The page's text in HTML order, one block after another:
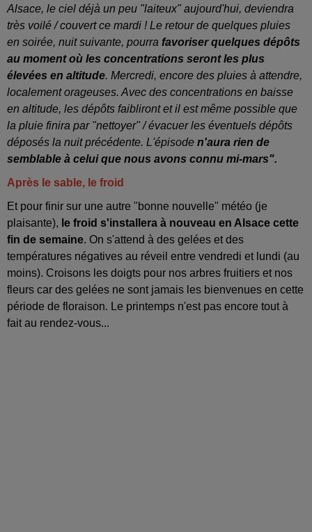
Alsace, le ciel déjà un peu "laiteux" aujourd'hui, deviendra
très voilé / couvert ce mardi ! Le retour de quelques pluies
en soirée, nuit suivante, pourra favoriser quelques dépôts
au moment où les concentrations seront les plus
élevées en altitude. Mercredi, encore des pluies à attendre,
localement orageuses. Avec des concentrations en baisse
en altitude, les dépôts faibliront et il est même possible que
la pluie finira par "nettoyer" / évacuer les éventuels dépôts
déposés la nuit précédente. L'épisode n'aura rien de
semblable à celui que nous avons connu mi-mars".
Après le sable, le froid
Et pour finir sur une autre "bonne nouvelle" météo (je
plaisante), le froid s'installera à nouveau en Alsace cette
fin de semaine. On s'attend à des gelées et des
températures négatives au réveil entre vendredi et lundi (au
moins). Croisons les doigts pour nos arbres fruitiers et nos
fleurs car des gelées ne sont jamais les bienvenues en cette
période de floraison. Le printemps n'est pas encore tout à
fait au rendez-vous...